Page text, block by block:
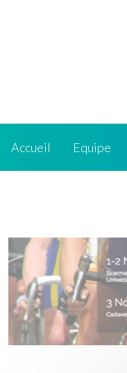
Accueil Equipe